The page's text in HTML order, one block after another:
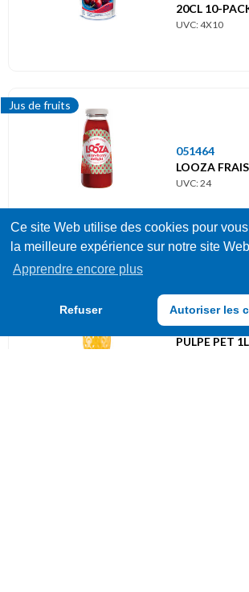
Ce site Web utilise des cookies pour
la meilleure expérience sur notre site
Apprendre encore plus
Refuser Autoriser les
20CL 10-
UVC: 4X10
Jus de fruits
051464
LOOZA
UVC: 24
Jus de fruits
050701
GRANINI
PULPE PET 1L